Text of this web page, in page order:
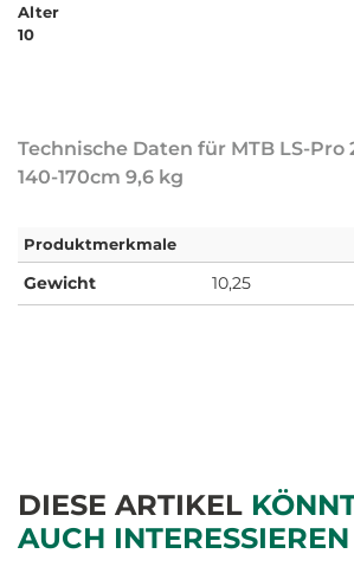
Alter
10
Technische Daten für MTB LS-Pro
140-170cm 9,6 kg
Produktmerkmale
Gewicht 10,25
DIESE ARTIKEL
AUCH INTERESSIEREN